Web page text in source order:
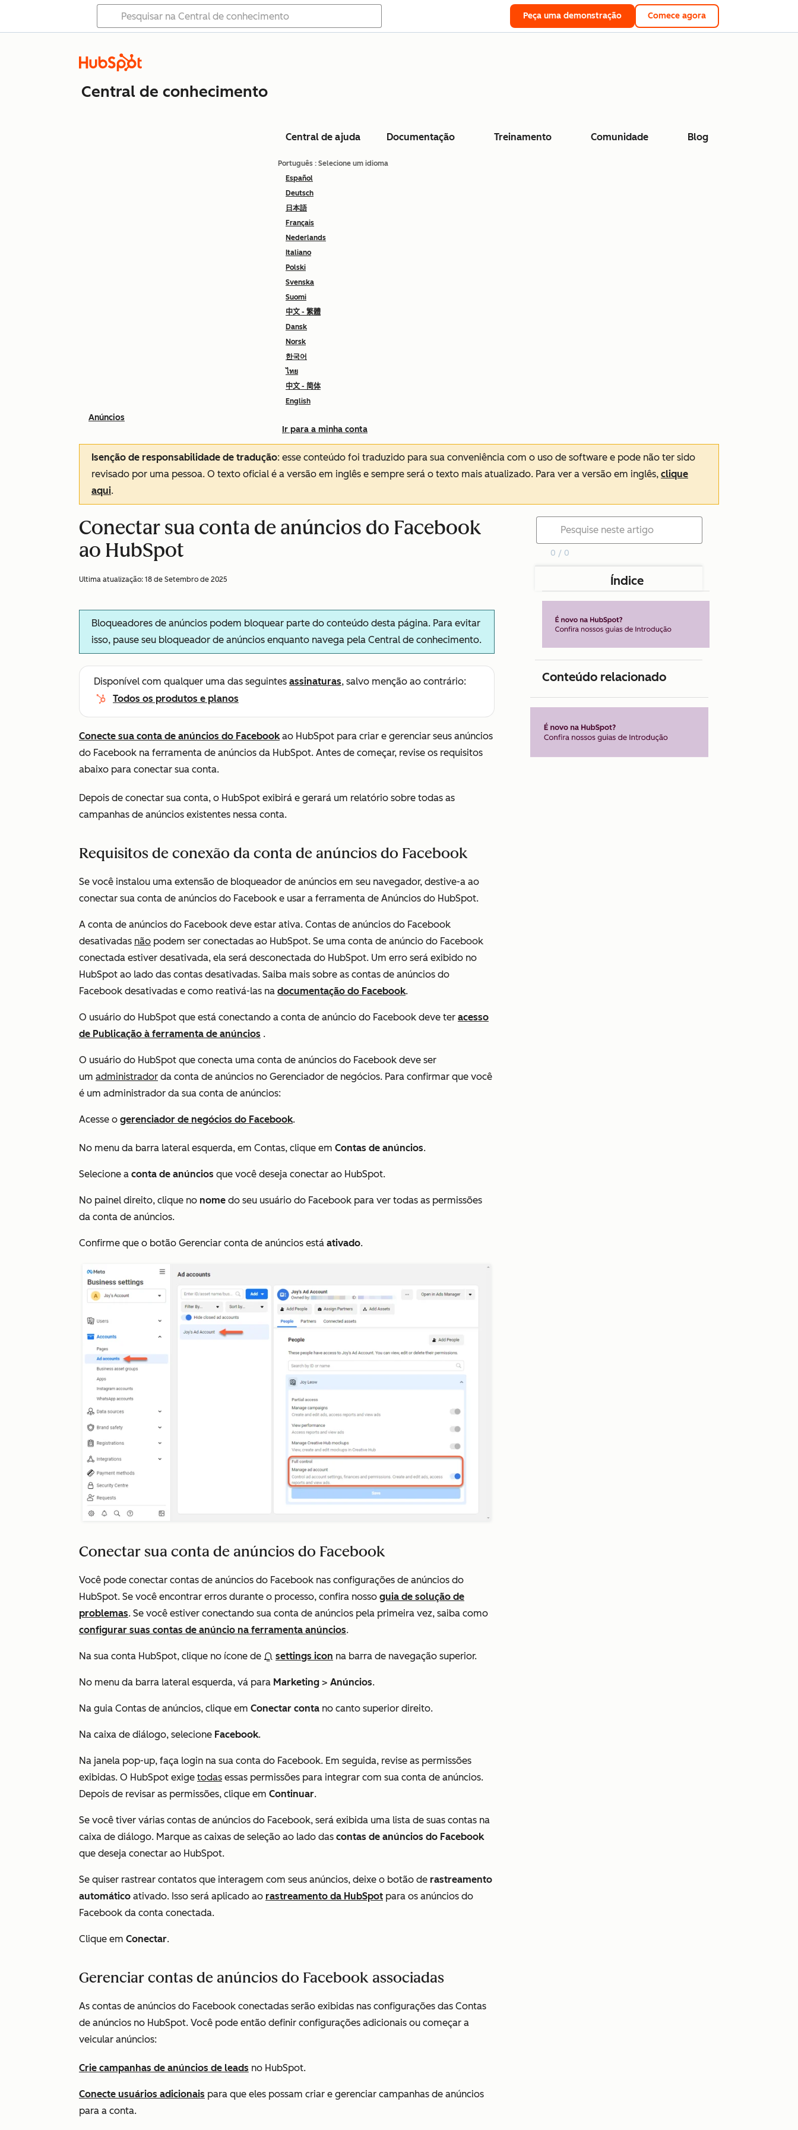
Peça uma demonstração Comece agora
Central de conhecimento
Central de ajuda Documentação Treinamento Comunidade Blog
Português : Selecione um idioma
Español
Deutsch
日本語
Français
Nederlands
Italiano
Polski
Svenska
Suomi
中文 - 繁體
Dansk
Norsk
한국어
ไทย
中文 - 简体
English
Ir para a minha conta
Anúncios
Isenção de responsabilidade de tradução: esse conteúdo foi traduzido para sua conveniência com o uso de software e pode não ter sido
revisado por uma pessoa. O texto oficial é a versão em inglês e sempre será o texto mais atualizado. Para ver a versão em inglês, clique
aqui.
Conectar sua conta de anúncios do Facebook
ao HubSpot
Ultima atualização: 18 de Setembro de 2025
Bloqueadores de anúncios podem bloquear parte do conteúdo desta página. Para evitar
isso, pause seu bloqueador de anúncios enquanto navega pela Central de conhecimento.
Disponível com qualquer uma das seguintes assinaturas, salvo menção ao contrário:
Todos os produtos e planos
Conecte sua conta de anúncios do Facebookao HubSpot para criar e gerenciar seus anúncios
do Facebook na ferramenta de anúncios da HubSpot. Antes de começar, revise os requisitos
abaixo para conectar sua conta.
Depois de conectar sua conta, o HubSpot exibirá e gerará um relatório sobre todas as
campanhas de anúncios existentes nessa conta.
Requisitos de conexão da conta de anúncios do Facebook
Se você instalou uma extensão de bloqueador de anúncios em seu navegador, destive-a ao
conectar sua conta de anúncios do Facebook e usar a ferramenta de Anúncios do HubSpot.
A conta de anúncios do Facebook deve estar ativa. Contas de anúncios do Facebook
desativadas não podem ser conectadas ao HubSpot. Se uma conta de anúncio do Facebook
conectada estiver desativada, ela será desconectada do HubSpot. Um erro será exibido no
HubSpot ao lado das contas desativadas. Saiba mais sobre as contas de anúncios do
Facebook desativadas e como reativá-las na documentação do Facebook.
O usuário do HubSpot que está conectando a conta de anúncio do Facebook deve ter acesso
de Publicação à ferramenta de anúncios .
O usuário do HubSpot que conecta uma conta de anúncios do Facebook deve ser
um administrador da conta de anúncios no Gerenciador de negócios. Para confirmar que você
é um administrador da sua conta de anúncios:
Acesse o gerenciador de negócios do Facebook.
No menu da barra lateral esquerda, em Contas, clique em Contas de anúncios.
Selecione a conta de anúncios que você deseja conectar ao HubSpot.
No painel direito, clique no nome do seu usuário do Facebook para ver todas as permissões
da conta de anúncios.
Confirme que o botão Gerenciar conta de anúncios está ativado.
Conectar sua conta de anúncios do Facebook
Você pode conectar contas de anúncios do Facebook nas configurações de anúncios do
HubSpot. Se você encontrar erros durante o processo, confira nosso guia de solução de
problemas. Se você estiver conectando sua conta de anúncios pela primeira vez, saiba como
configurar suas contas de anúncio na ferramenta anúncios.
Na sua conta HubSpot, clique no ícone de settings icon na barra de navegação superior.
No menu da barra lateral esquerda, vá para Marketing > Anúncios.
Na guia Contas de anúncios, clique em Conectar conta no canto superior direito.
Na caixa de diálogo, selecione Facebook.
Na janela pop-up, faça login na sua conta do Facebook. Em seguida, revise as permissões
exibidas. O HubSpot exige todas essas permissões para integrar com sua conta de anúncios.
Depois de revisar as permissões, clique em Continuar.
Se você tiver várias contas de anúncios do Facebook, será exibida uma lista de suas contas na
caixa de diálogo. Marque as caixas de seleção ao lado das contas de anúncios do Facebook
que deseja conectar ao HubSpot.
Se quiser rastrear contatos que interagem com seus anúncios, deixe o botão de rastreamento
automático ativado. Isso será aplicado ao rastreamento da HubSpot para os anúncios do
Facebook da conta conectada.
Clique em Conectar.
Gerenciar contas de anúncios do Facebook associadas
As contas de anúncios do Facebook conectadas serão exibidas nas configurações das Contas
de anúncios no HubSpot. Você pode então definir configurações adicionais ou começar a
veicular anúncios:
Crie campanhas de anúncios de leads no HubSpot.
Conecte usuários adicionais para que eles possam criar e gerenciar campanhas de anúncios
para a conta.
0 / 0
Índice
Conteúdo relacionado